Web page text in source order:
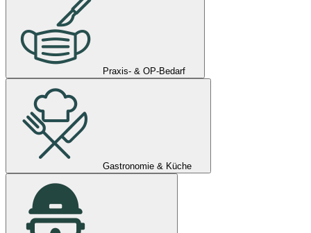
Praxis- & OP-Bedarf
Gastronomie & Küche